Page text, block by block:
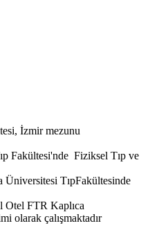
İzmir mezunu
Fakültesi'nde Fiziksel Tıp ve
Üniversitesi TıpFakültesinde
Otel FTR Kaplıca
olarak çalışmaktadır